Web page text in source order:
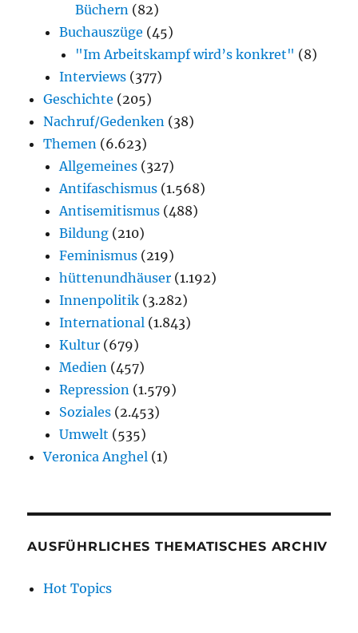
Büchern (82)
Buchauszüge (45)
"Im Arbeitskampf wird’s konkret" (8)
Interviews (377)
Geschichte (205)
Nachruf/Gedenken (38)
Themen (6.623)
Allgemeines (327)
Antifaschismus (1.568)
Antisemitismus (488)
Bildung (210)
Feminismus (219)
hüttenundhäuser (1.192)
Innenpolitik (3.282)
International (1.843)
Kultur (679)
Medien (457)
Repression (1.579)
Soziales (2.453)
Umwelt (535)
Veronica Anghel (1)
AUSFÜHRLICHES THEMATISCHES ARCHIV
Hot Topics